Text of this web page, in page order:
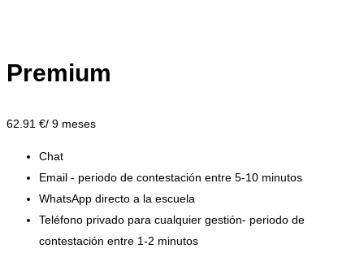
Premium
62.91 €/ 9 meses
Chat
Email - periodo de contestación entre 5-10 minutos
WhatsApp directo a la escuela
Teléfono privado para cualquier gestión- periodo de
contestación entre 1-2 minutos